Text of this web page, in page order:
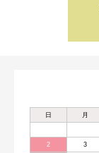
日 月
2 3